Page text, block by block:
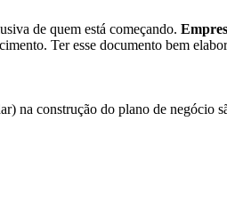
de quem está começando.
Ter esse documento bem
na construção do plano de negócio